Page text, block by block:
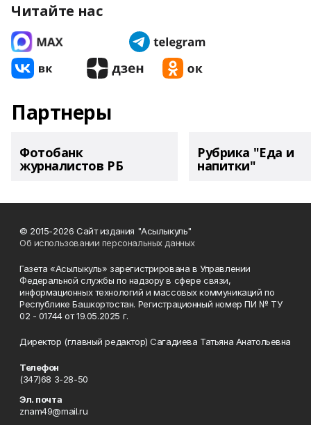
Читайте нас
Партнеры
Фотобанк
журналистов РБ
Рубрика "Еда и
напитки"
© 2015-2026 Сайт издания "Асылыкуль"
Об использовании персональных данных
Газета «Асылыкуль» зарегистрирована в Управлении
Федеральной службы по надзору в сфере связи,
информационных технологий и массовых коммуникаций по
Республике Башкортостан. Регистрационный номер ПИ № ТУ
02 - 01744 от 19.05.2025 г.
Директор (главный редактор) Сагадиева Татьяна Анатольевна
Телефон
(347)68 3-28-50
Эл. почта
znam49@mail.ru